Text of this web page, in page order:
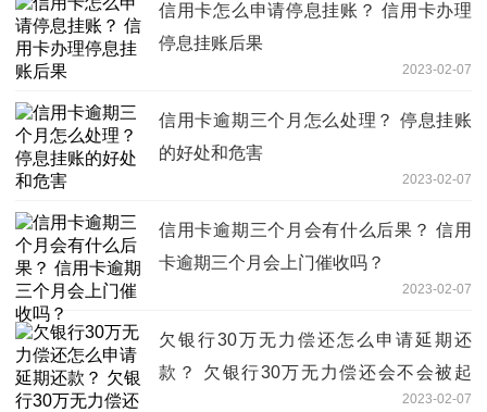
信用卡怎么申请停息挂账？ 信用卡办理
停息挂账后果
2023-02-07
信用卡逾期三个月怎么处理？ 停息挂账
的好处和危害
2023-02-07
信用卡逾期三个月会有什么后果？ 信用
卡逾期三个月会上门催收吗？
2023-02-07
欠银行30万无力偿还怎么申请延期还
款？ 欠银行30万无力偿还会不会被起
2023-02-07